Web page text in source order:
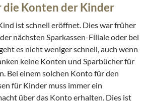
Konten der Kinder
ist schnell eröffnet. Dies war früher
nächsten Sparkassen-Filiale oder bei
es nicht weniger schnell, auch wenn
keine Konten und Sparbücher für
Bei einem solchen Konto für den
für Kinder muss immer ein
über das Konto erhalten. Dies ist